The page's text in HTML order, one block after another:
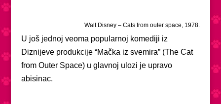
Walt Disney – Cats from outer space, 1978.
U još jednoj veoma popularnoj komediji iz
Diznijeve produkcije “Mačka iz svemira” (The Cat
from Outer Space) u glavnoj ulozi je upravo
abisinac.